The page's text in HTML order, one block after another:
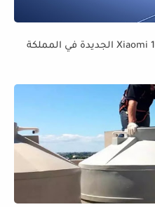
شاومي تعلن عن توفر سلسلة Xiaomi 17T الجديدة في المملكة